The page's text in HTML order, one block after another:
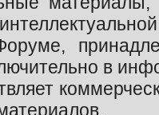
в